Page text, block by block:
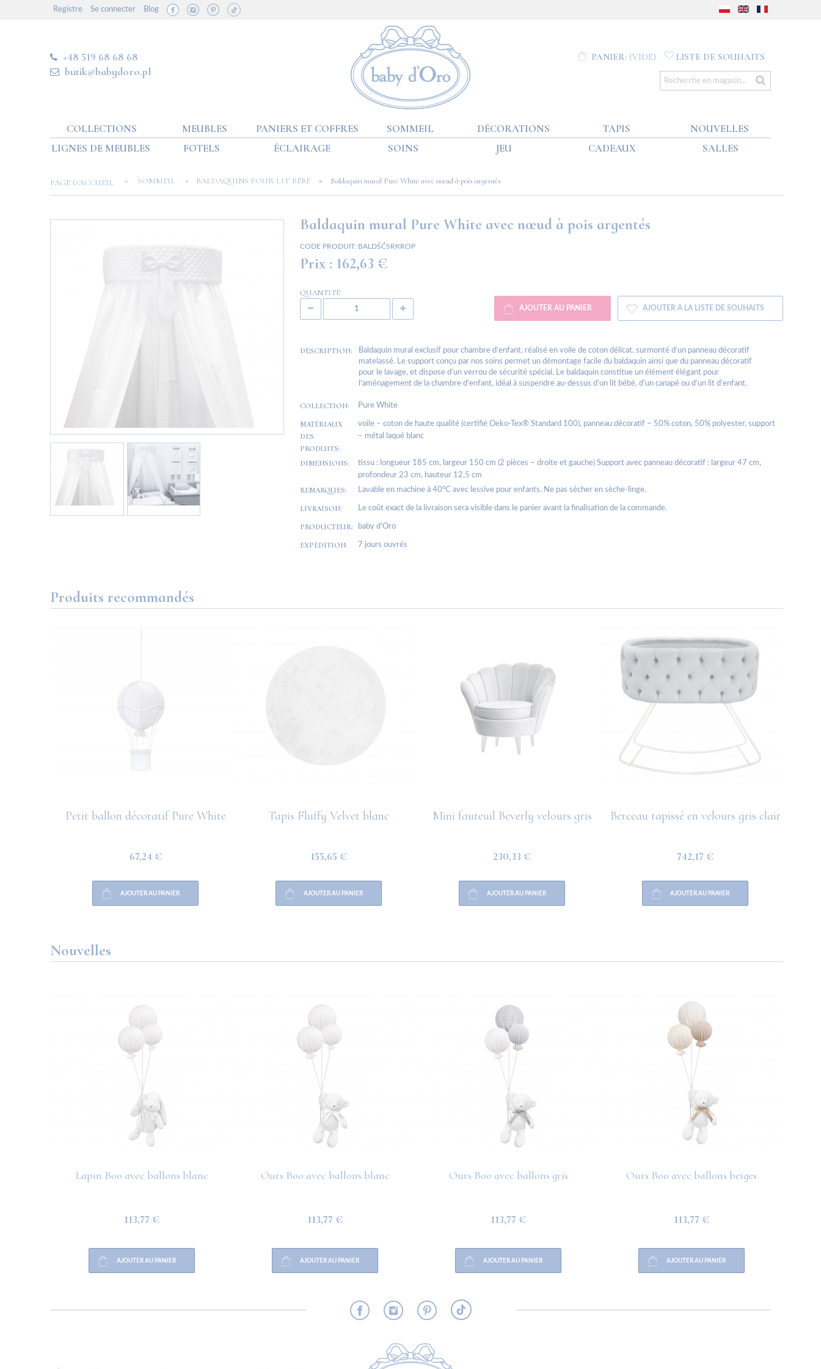
Registre Se connecter Blog
+48 519 68 68 68
butik@babydoro.pl
PANIER: (VIDE) LISTE DE SOUHAITS
COLLECTIONS MEUBLES PANIERS ET COFFRES SOMMEIL DÉCORATIONS TAPIS
NOUVELLES
LIGNES DE MEUBLES
FOTELS ÉCLAIRAGE SOINS JEU CADEAUX SALLES
PAGE D'ACCUEIL » SOMMEIL » BALDAQUINS POUR LIT BÉBÉ » Baldaquin mural Pure White avec nœud à pois argentés
Baldaquin mural Pure White avec nœud à pois argentés
CODE PRODUIT: BALDŚĆSRKROP
Prix : 162,63 €
QUANTITÉ
AJOUTER AU PANIER AJOUTER A LA LISTE DE SOUHAITS
DESCRIPTION:
Baldaquin mural exclusif pour chambre d’enfant, réalisé en voile de coton délicat, surmonté d’un panneau décoratif
matelassé. Le support conçu par nos soins permet un démontage facile du baldaquin ainsi que du panneau décoratif
pour le lavage, et dispose d’un verrou de sécurité spécial. Le baldaquin constitue un élément élégant pour
l’aménagement de la chambre d’enfant, idéal à suspendre au-dessus d’un lit bébé, d’un canapé ou d’un lit d’enfant.
COLLECTION: Pure White
MATÉRIAUX
DES
PRODUITS:
voile – coton de haute qualité (certifié Oeko-Tex® Standard 100), panneau décoratif – 50% coton, 50% polyester, support
– métal laqué blanc
DIMENSIONS:
tissu : longueur 185 cm, largeur 150 cm (2 pièces – droite et gauche) Support avec panneau décoratif : largeur 47 cm,
profondeur 23 cm, hauteur 12,5 cm
REMARQUES: Lavable en machine à 40°C avec lessive pour enfants. Ne pas sécher en sèche-linge.
LIVRAISON: Le coût exact de la livraison sera visible dans le panier avant la finalisation de la commande.
PRODUCTEUR: baby d’Oro
EXPÉDITION: 7 jours ouvrés
Produits recommandés
Petit ballon décoratif Pure White
67,24 €
AJOUTER AU PANIER
Tapis Fluffy Velvet blanc
155,65 €
AJOUTER AU PANIER
Mini fauteuil Beverly velours gris
230,33 €
AJOUTER AU PANIER
Berceau tapissé en velours gris clair
742,17 €
AJOUTER AU PANIER
Nouvelles
Lapin Boo avec ballons blanc
113,77 €
AJOUTER AU PANIER
Ours Boo avec ballons blanc
113,77 €
AJOUTER AU PANIER
Ours Boo avec ballons gris
113,77 €
AJOUTER AU PANIER
Ours Boo avec ballons beiges
113,77 €
AJOUTER AU PANIER